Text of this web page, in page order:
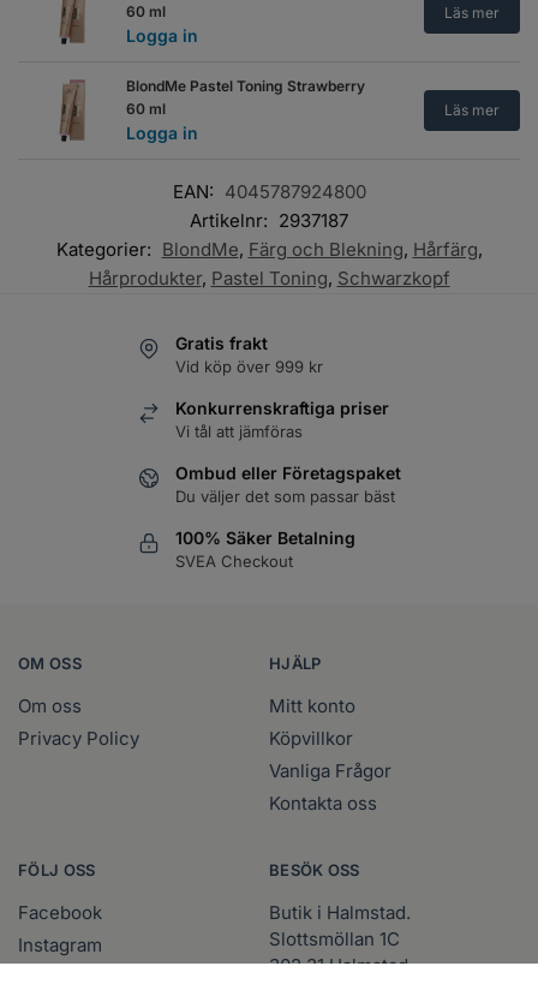
60 ml
Logga in
Läs mer
BlondMe Pastel Toning Strawberry
60 ml
Logga in
Läs mer
EAN: 4045787924800
Artikelnr: 2937187
Kategorier: BlondMe, Färg och Blekning, Hårfärg,
Hårprodukter, Pastel Toning, Schwarzkopf
Gratis frakt
Vid köp över 999 kr
Konkurrenskraftiga priser
Vi tål att jämföras
Ombud eller Företagspaket
Du väljer det som passar bäst
100% Säker Betalning
SVEA Checkout
OM OSS
Om oss
Privacy Policy
HJÄLP
Mitt konto
Köpvillkor
Vanliga Frågor
Kontakta oss
FÖLJ OSS
Facebook
Instagram
BESÖK OSS
Butik i Halmstad.
Slottsmöllan 1C
302 31 Halmstad